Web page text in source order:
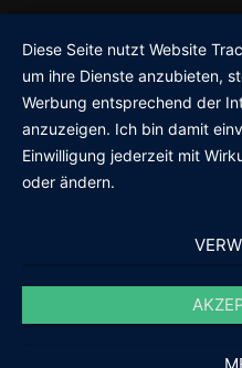
Diese Seite nutzt Website
um ihre Dienste anzubieten,
Werbung entsprechend der
anzuzeigen. Ich bin damit
Einwilligung jederzeit mit
oder ändern.